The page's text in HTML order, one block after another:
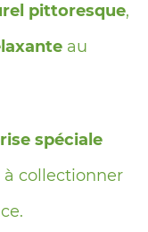
pittoresque,
au
spéciale
à collectionner